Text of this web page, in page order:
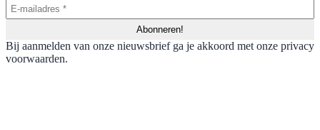
Bij aanmelden van onze nieuwsbrief ga je akkoord met onze privacy
voorwaarden.